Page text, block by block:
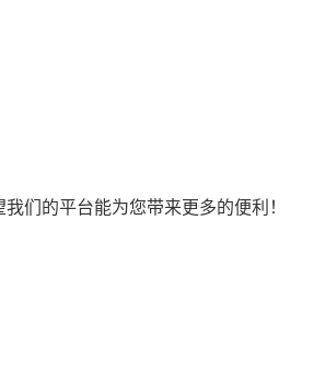
们的平台能为您带来更多的便利！